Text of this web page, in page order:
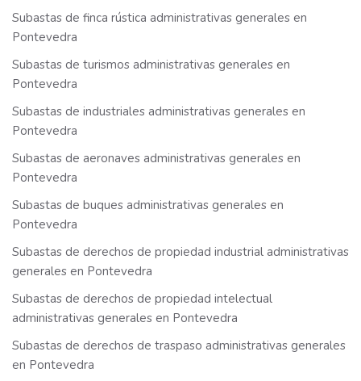
Subastas de finca rústica administrativas generales en
Pontevedra
Subastas de turismos administrativas generales en
Pontevedra
Subastas de industriales administrativas generales en
Pontevedra
Subastas de aeronaves administrativas generales en
Pontevedra
Subastas de buques administrativas generales en
Pontevedra
Subastas de derechos de propiedad industrial administrativas
generales en Pontevedra
Subastas de derechos de propiedad intelectual
administrativas generales en Pontevedra
Subastas de derechos de traspaso administrativas generales
en Pontevedra